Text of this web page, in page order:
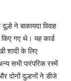
ने बाकायदा विवाह
किए गए थे। यह कार्ड
शादी के लिए
सभी पारंपरिक रस्में
दोनों दुल्हनों ने डीजे